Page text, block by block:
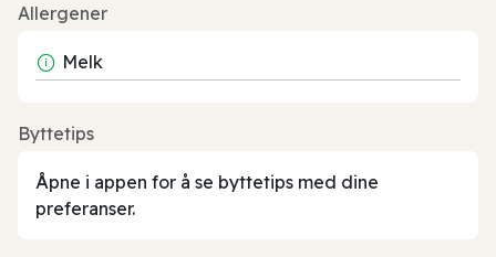
Allergener
Melk
Byttetips
Åpne i appen for å se byttetips med dine
preferanser.